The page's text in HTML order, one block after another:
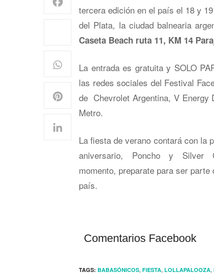
tercera edición en el país el 18 y
del Plata, la ciudad balnearia
Caseta Beach ruta 11, KM 14
La entrada es gratuita y SOLO
las redes sociales del Festival
de Chevrolet Argentina, V Energy
Metro.
La fiesta de verano contará con la
aniversario, Poncho y
momento, preparate para ser
país.
Comentarios Facebook
TAGS: BABASÓNICOS, FIESTA, LOLLAPALOOZA,